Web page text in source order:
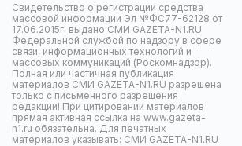
Свидетельство о регистрации средства
массовой информации Эл №ФС77-62128 от
17.06.2015г. выдано СМИ GAZETA-N1.RU
Федеральной службой по надзору в сфере
связи, информационных технологий и
массовых коммуникаций (Роскомнадзор).
Полная или частичная публикация
материалов СМИ GAZETA-N1.RU разрешена
только с письменного разрешения
редакции! При цитировании материалов
прямая активная ссылка на www.gazeta-
n1.ru обязательна. Для печатных
материалов указывать: СМИ GAZETA-N1.RU